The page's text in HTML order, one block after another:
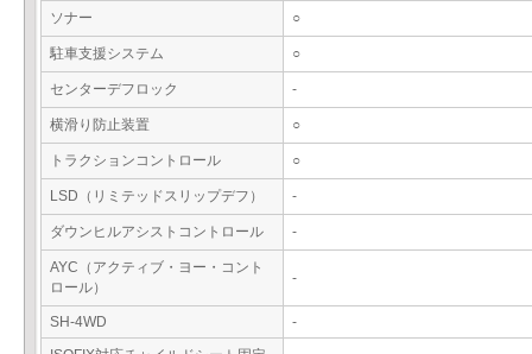
ソナー ○
駐車支援システム ○
センターデフロック -
横滑り防止装置 ○
トラクションコントロール ○
LSD（リミテッドスリップデフ） -
ダウンヒルアシストコントロール -
AYC（アクティブ・ヨー・コント
ロール）
-
SH-4WD
-